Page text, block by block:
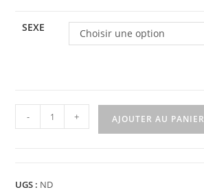
SEXE Choisir une option
- + AJOUTER AU PANIER
UGS : ND